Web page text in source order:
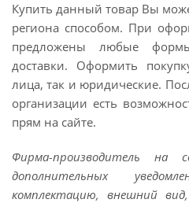
Купить данный товар Вы
региона способом. При
предложены любые
доставки. Оформить
лица, так и юридические.
организации есть
прям на сайте.
Фирма-производитель на
дополнительных
комплектацию, внешний